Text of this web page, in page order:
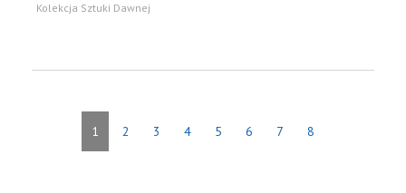
Kolekcja Sztuki Dawnej
1 2 3 4 5 6 7 8